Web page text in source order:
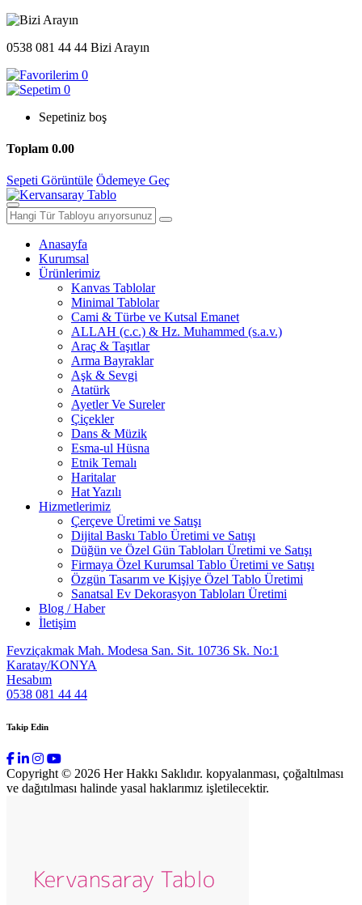
0538 081 44 44 Bizi Arayın
0
0
Sepetiniz boş
Toplam 0.00
Sepeti Görüntüle Ödemeye Geç
Anasayfa
Kurumsal
Ürünlerimiz
Kanvas Tablolar
Minimal Tablolar
Cami & Türbe ve Kutsal Emanet
ALLAH (c.c.) & Hz. Muhammed (s.a.v.)
Araç & Taşıtlar
Arma Bayraklar
Aşk & Sevgi
Atatürk
Ayetler Ve Sureler
Çiçekler
Dans & Müzik
Esma-ul Hüsna
Etnik Temalı
Haritalar
Hat Yazılı
Hizmetlerimiz
Çerçeve Üretimi ve Satışı
Dijital Baskı Tablo Üretimi ve Satışı
Düğün ve Özel Gün Tabloları Üretimi ve Satışı
Firmaya Özel Kurumsal Tablo Üretimi ve Satışı
Özgün Tasarım ve Kişiye Özel Tablo Üretimi
Sanatsal Ev Dekorasyon Tabloları Üretimi
Blog / Haber
İletişim
Fevziçakmak Mah. Modesa San. Sit. 10736 Sk. No:1
Karatay/KONYA
Hesabım
0538 081 44 44
Takip Edin
Copyright © 2026 Her Hakkı Saklıdır. kopyalanması, çoğaltılması
ve dağıtılması halinde yasal haklarımız işletilecektir.